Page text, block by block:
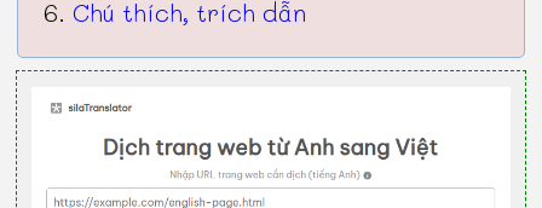
Chú thích, trích dẫn